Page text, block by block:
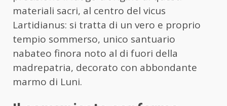
materiali sacri, al centro del vicus
Lartidianus: si tratta di un vero e proprio
tempio sommerso, unico santuario
nabateo finora noto al di fuori della
madrepatria, decorato con abbondante
marmo di Luni.